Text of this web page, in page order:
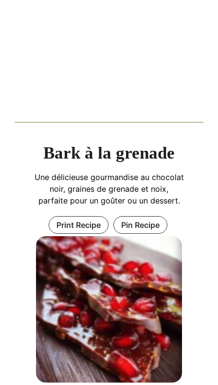
Bark à la grenade
Une délicieuse gourmandise au chocolat
noir, graines de grenade et noix,
parfaite pour un goûter ou un dessert.
Print Recipe Pin Recipe